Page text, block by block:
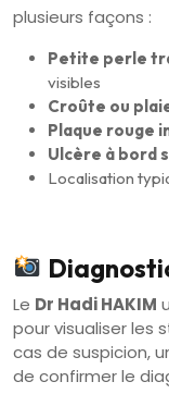
plusieurs façons :
Petite perle
visibles
Croûte ou
Plaque rouge
Ulcère à bord
Localisation
Le Dr Hadi HAKIM
pour visualiser les
cas de suspicion,
de confirmer le